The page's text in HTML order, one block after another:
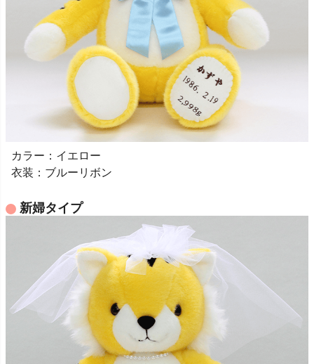
カラー：イエロー
衣装：ブルーリボン
新婦タイプ